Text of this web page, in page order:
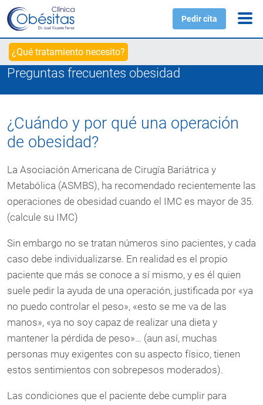
Pedir cita
¿Qué tratamiento necesito?
Preguntas frecuentes obesidad
¿Cuándo y por qué una operación
de obesidad?
La Asociación Americana de Cirugía Bariátrica y
Metabólica (ASMBS), ha recomendado recientemente las
operaciones de obesidad cuando el IMC es mayor de 35.
(calcule su IMC)
Sin embargo no se tratan números sino pacientes, y cada
caso debe individualizarse. En realidad es el propio
paciente que más se conoce a sí mismo, y es él quien
suele pedir la ayuda de una operación, justificada por «ya
no puedo controlar el peso», «esto se me va de las
manos», «ya no soy capaz de realizar una dieta y
mantener la pérdida de peso»… (aun así, muchas
personas muy exigentes con su aspecto físico, tienen
estos sentimientos con sobrepesos moderados).
Las condiciones que el paciente debe cumplir para